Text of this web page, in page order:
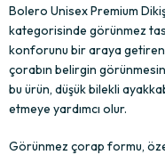
Bolero Unisex Premium
kategorisinde görünmez
konforunu bir araya getiren
çorabın belirgin
bu ürün, düşük bilekli
etmeye yardımcı olur.
Görünmez çorap formu,